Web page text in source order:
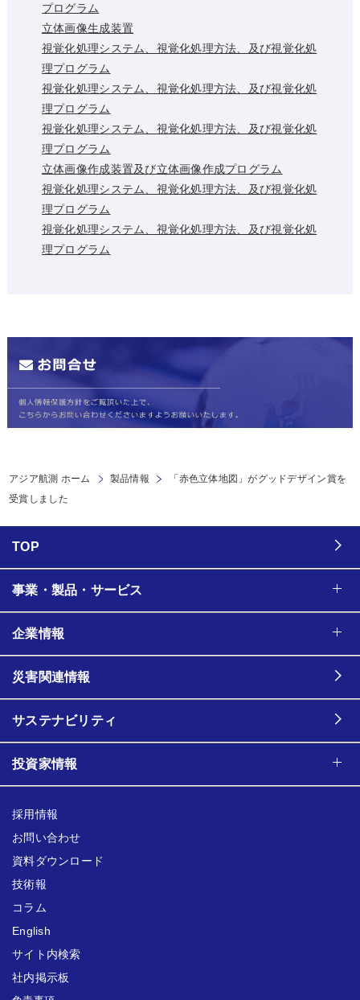
プログラム
立体画像生成装置
視覚化処理システム、視覚化処理方法、及び視覚化処
理プログラム
視覚化処理システム、視覚化処理方法、及び視覚化処
理プログラム
視覚化処理システム、視覚化処理方法、及び視覚化処
理プログラム
立体画像作成装置及び立体画像作成プログラム
視覚化処理システム、視覚化処理方法、及び視覚化処
理プログラム
視覚化処理システム、視覚化処理方法、及び視覚化処
理プログラム
アジア航測 ホーム 製品情報
「赤色立体地図」がグッドデザイン賞を
受賞しました
TOP
事業・製品・サービス
企業情報
災害関連情報
サステナビリティ
投資家情報
採用情報
お問い合わせ
資料ダウンロード
技術報
コラム
English
サイト内検索
社内掲示板